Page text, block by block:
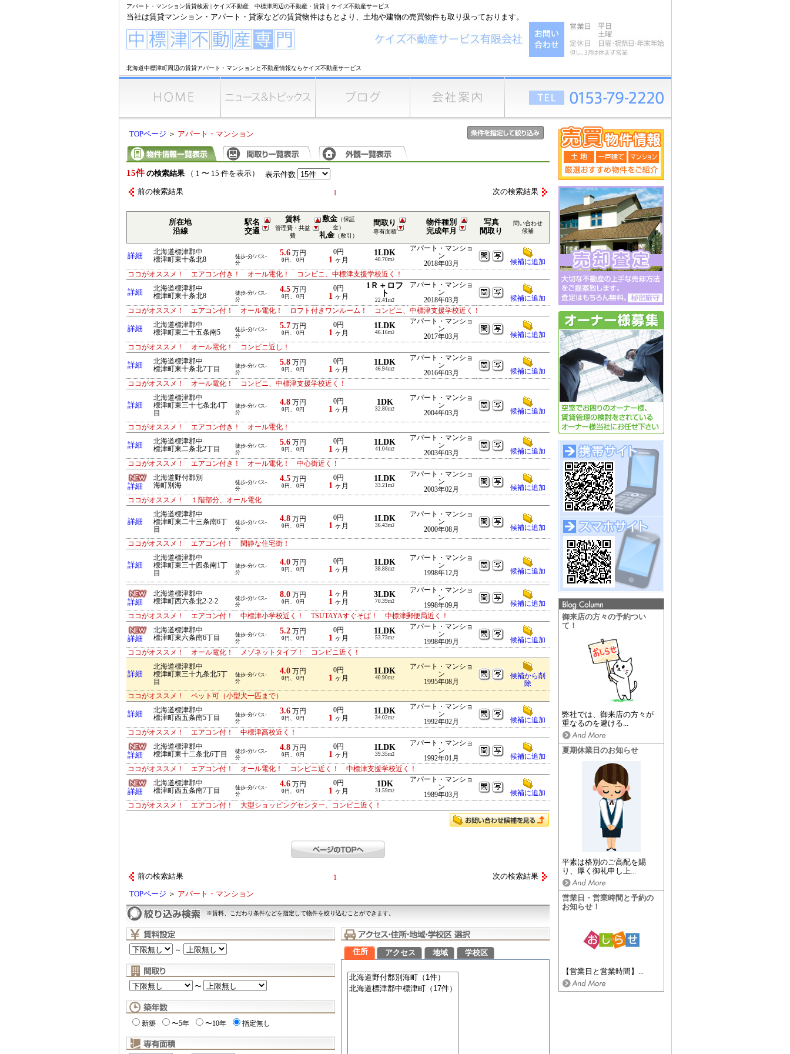
アパート・マンション賃貸検索 | ケイズ不動産 中標津周辺の不動産・賃貸｜ケイズ不動産サービス
当社は賃貸マンション・アパート・貸家などの賃貸物件はもとより、土地や建物の売買物件も取り扱っております。
北海道中標津町周辺の賃貸アパート・マンションと不動産情報ならケイズ不動産サービス
御来店の方々の予約つい
て！
弊社では、御来店の方々が
重なるのを避ける...
夏期休業日のお知らせ
平素は格別のご高配を賜
り、厚く御礼申し上...
営業日・営業時間と予約の
お知らせ！
【営業日と営業時間】...
TOPページ ＞ アパート・マンション
15件 の検索結果（ 1 〜 15 件を表示） 表示件数
前の検索結果 1 次の検索結果
所在地
沿線
駅名
交通
賃料
管理費・共益
費
敷金 （保証
金）
礼金 （敷引）
間取り
専有面積
物件種別
完成年月
写真
間取り
問い合わせ
候補
詳細
北海道標津郡中
標津町東十条北8
徒歩-分/バス-
分
5.6万円
0円、 0円
0円
1 ヶ月
1LDK
40.70m2
アパート・マンショ
ン
2018年03月
候補に追加
ココがオススメ！ エアコン付き！ オール電化！ コンビニ、中標津支援学校近く！
詳細
北海道標津郡中
標津町東十条北8
徒歩-分/バス-
分
4.5万円
0円、 0円
0円
1 ヶ月
1Ｒ＋ロフ
ト
22.41m2
アパート・マンショ
ン
2018年03月
候補に追加
ココがオススメ！ エアコン付！ オール電化！ ロフト付きワンルーム！ コンビニ、中標津支援学校近く！
詳細
北海道標津郡中
標津町東二十五条南5
徒歩-分/バス-
分
5.7万円
0円、 0円
0円
1 ヶ月
1LDK
46.16m2
アパート・マンショ
ン
2017年03月
候補に追加
ココがオススメ！ オール電化！ コンビニ近し！
詳細
北海道標津郡中
標津町東十条北7丁目
徒歩-分/バス-
分
5.8万円
0円、 0円
0円
1 ヶ月
1LDK
46.94m2
アパート・マンショ
ン
2016年03月
候補に追加
ココがオススメ！ オール電化！ コンビニ、中標津支援学校近く！
詳細
北海道標津郡中
標津町東三十七条北4丁
目
徒歩-分/バス-
分
4.8万円
0円、 0円
0円
1 ヶ月
1DK
32.80m2
アパート・マンショ
ン
2004年03月
候補に追加
ココがオススメ！ エアコン付き！ オール電化！
詳細
北海道標津郡中
標津町東二条北2丁目
徒歩-分/バス-
分
5.6万円
0円、 0円
0円
1 ヶ月
1LDK
41.04m2
アパート・マンショ
ン
2003年03月
候補に追加
ココがオススメ！ エアコン付き！ オール電化！ 中心街近く！
詳細
北海道野付郡別
海町別海
徒歩-分/バス-
分
4.5万円
0円、 0円
0円
1 ヶ月
1LDK
33.21m2
アパート・マンショ
ン
2003年02月
候補に追加
ココがオススメ！ １階部分、オール電化
詳細
北海道標津郡中
標津町東二十三条南6丁
目
徒歩-分/バス-
分
4.8万円
0円、 0円
0円
1 ヶ月
1LDK
36.43m2
アパート・マンショ
ン
2000年08月
候補に追加
ココがオススメ！ エアコン付！ 閑静な住宅街！
詳細
北海道標津郡中
標津町東三十四条南1丁
目
徒歩-分/バス-
分
4.0万円
0円、 0円
0円
1 ヶ月
1LDK
38.88m2
アパート・マンショ
ン
1998年12月
候補に追加
詳細
北海道標津郡中
標津町西六条北2-2-2
徒歩-分/バス-
分
8.0万円
0円、 0円
1 ヶ月
1 ヶ月
3LDK
70.39m2
アパート・マンショ
ン
1998年09月
候補に追加
ココがオススメ！ エアコン付！ 中標津小学校近く！ TSUTAYAすぐそば！ 中標津郵便局近く！
詳細
北海道標津郡中
標津町東六条南6丁目
徒歩-分/バス-
分
5.2万円
0円、 0円
0円
1 ヶ月
1LDK
53.73m2
アパート・マンショ
ン
1998年09月
候補に追加
ココがオススメ！ オール電化！ メゾネットタイプ！ コンビニ近く！
詳細
北海道標津郡中
標津町東三十九条北5丁
目
徒歩-分/バス-
分
4.0万円
0円、 0円
0円
1 ヶ月
1LDK
40.90m2
アパート・マンショ
ン
1995年08月
候補から削
除
ココがオススメ！ ペット可（小型犬一匹まで）
詳細
北海道標津郡中
標津町西五条南5丁目
徒歩-分/バス-
分
3.6万円
0円、 0円
0円
1 ヶ月
1LDK
34.02m2
アパート・マンショ
ン
1992年02月
候補に追加
ココがオススメ！ エアコン付！ 中標津高校近く！
詳細
北海道標津郡中
標津町東十二条北6丁目
徒歩-分/バス-
分
4.8万円
0円、 0円
0円
1 ヶ月
1LDK
39.35m2
アパート・マンショ
ン
1992年01月
候補に追加
ココがオススメ！ エアコン付！ オール電化！ コンビニ近く！ 中標津支援学校近く！
詳細
北海道標津郡中
標津町西五条南7丁目
徒歩-分/バス-
分
4.6万円
0円、 0円
0円
1 ヶ月
1DK
31.59m2
アパート・マンショ
ン
1989年03月
候補に追加
ココがオススメ！ エアコン付！ 大型ショッピングセンター、コンビニ近く！
前の検索結果 1 次の検索結果
TOPページ ＞ アパート・マンション
※賃料、こだわり条件などを指定して物件を絞り込むことができます。
～
〜
新築 〜5年 〜10年 指定無し
住所 アクセス 地域 学校区